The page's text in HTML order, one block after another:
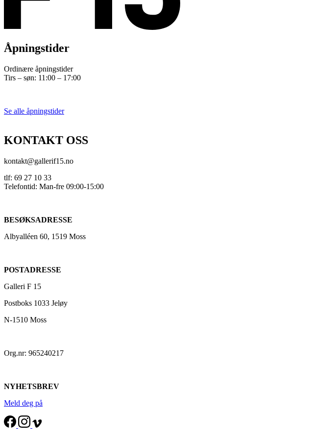
Åpningstider
Ordinære åpningstider
Tirs – søn: 11:00 – 17:00
Se alle åpningstider
KONTAKT OSS
kontakt@gallerif15.no
tlf: 69 27 10 33
Telefontid: Man-fre 09:00-15:00
BESØKSADRESSE
Albyalléen 60, 1519 Moss
POSTADRESSE
Galleri F 15
Postboks 1033 Jeløy
N-1510 Moss
Org.nr: 965240217
NYHETSBREV
Meld deg på